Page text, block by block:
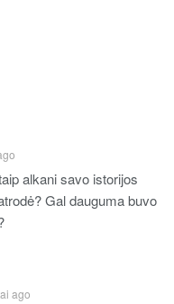
alkani savo istorijos
Gal dauguma buvo
ago